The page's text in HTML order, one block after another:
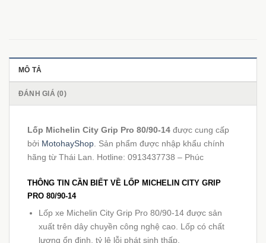
MÔ TẢ
ĐÁNH GIÁ (0)
Lốp Michelin City Grip Pro 80/90-14 được cung cấp
bởi MotohayShop . Sản phẩm được nhập khẩu chính
hãng từ Thái Lan. Hotline: 0913437738 – Phúc
THÔNG TIN CẦN BIẾT VỀ LỐP MICHELIN CITY GRIP
PRO 80/90-14
Lốp xe Michelin City Grip Pro 80/90-14 được sản
xuất trên dây chuyền công nghệ cao. Lốp có chất
lượng ổn định, tỷ lệ lỗi phát sinh thấp.